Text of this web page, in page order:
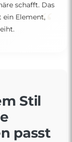
schafft. Das
ein Element,
“
Stil
passt